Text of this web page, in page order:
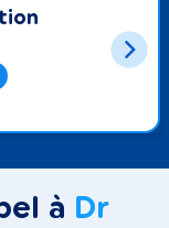
à Dr